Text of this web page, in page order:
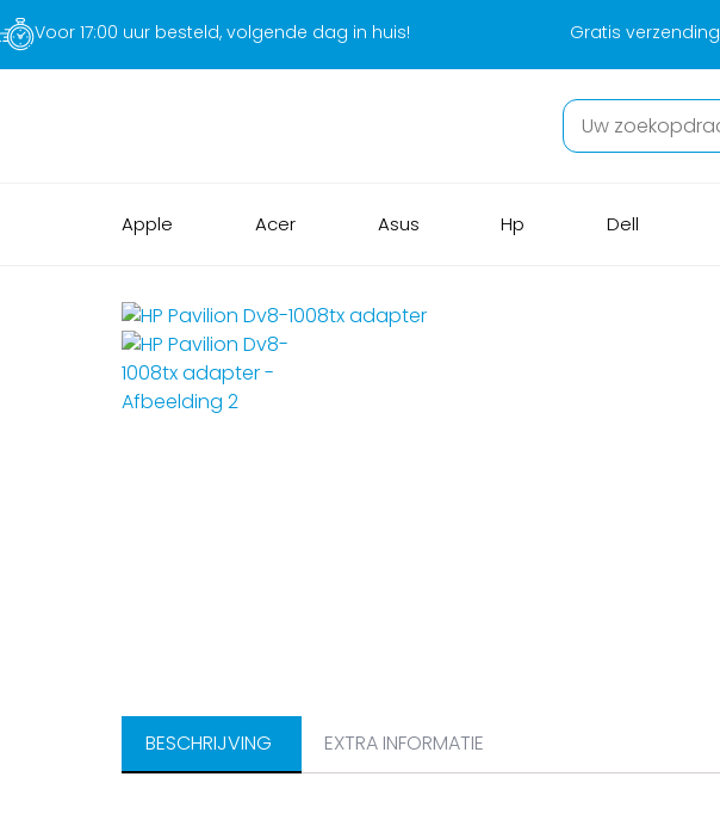
Voor 17:00 uur besteld, volgende dag in huis! Gratis verzending
Apple Acer Asus Hp Dell
BESCHRIJVING EXTRA INFORMATIE